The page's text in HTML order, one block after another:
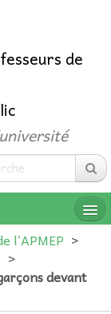
de
l’APMEP >
>
devant